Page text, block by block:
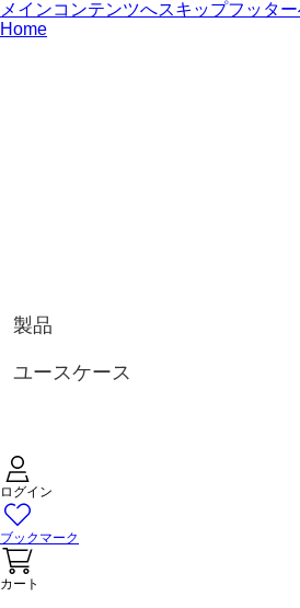
メインコンテンツへスキップフッタ
Home
製品
ユースケース
ログイン
ブックマーク
カート